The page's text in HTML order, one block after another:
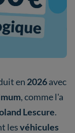
en 2026avec
, comme l'a
Lescure.
lesvéhicules